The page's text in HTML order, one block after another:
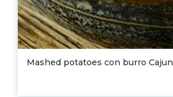
Mashed potatoes con burro Cajun